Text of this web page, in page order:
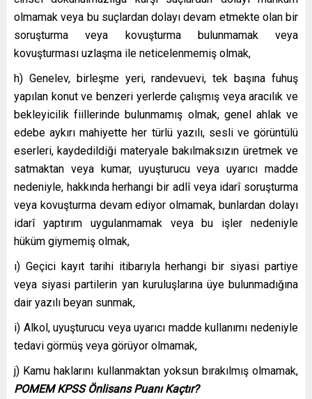
olmamak veya bu suçlardan dolayı devam etmekte olan bir
soruşturma veya kovuşturma bulunmamak veya
kovuşturması uzlaşma ile neticelenmemiş olmak,
h) Genelev, birleşme yeri, randevuevi, tek başına fuhuş
yapılan konut ve benzeri yerlerde çalışmış veya aracılık ve
bekleyicilik fiillerinde bulunmamış olmak, genel ahlak ve
edebe aykırı mahiyette her türlü yazılı, sesli ve görüntülü
eserleri, kaydedildiği materyale bakılmaksızın üretmek ve
satmaktan veya kumar, uyuşturucu veya uyarıcı madde
nedeniyle, hakkında herhangi bir adlî veya idarî soruşturma
veya kovuşturma devam ediyor olmamak, bunlardan dolayı
idarî yaptırım uygulanmamak veya bu işler nedeniyle
hüküm giymemiş olmak,
ı) Geçici kayıt tarihi itibarıyla herhangi bir siyasi partiye
veya siyasi partilerin yan kuruluşlarına üye bulunmadığına
dair yazılı beyan sunmak,
i) Alkol, uyuşturucu veya uyarıcı madde kullanımı nedeniyle
tedavi görmüş veya görüyor olmamak,
j) Kamu haklarını kullanmaktan yoksun bırakılmış olmamak,
POMEM KPSS Önlisans Puanı Kaçtır?